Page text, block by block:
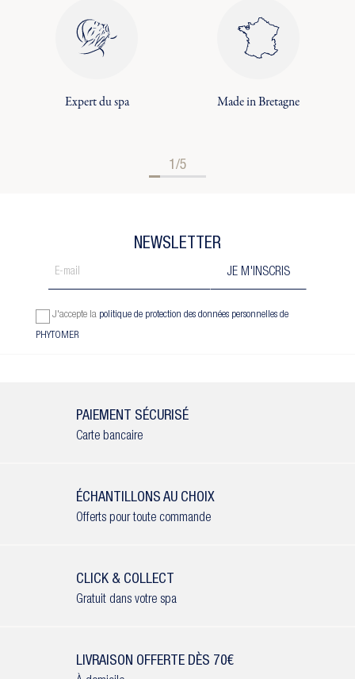
Expert du spa Made in Bretagne
1/5
NEWSLETTER
J'accepte la politique de protection des données personnelles de
PHYTOMER
PAIEMENT SÉCURISÉ
Carte bancaire
ÉCHANTILLONS AU CHOIX
Offerts pour toute commande
CLICK & COLLECT
Gratuit dans votre spa
LIVRAISON OFFERTE DÈS 70€